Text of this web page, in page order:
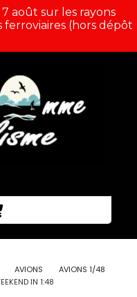
août sur les rayons
(hors dépôt
AVIONS
AVIONS 1/48
IN 1:48